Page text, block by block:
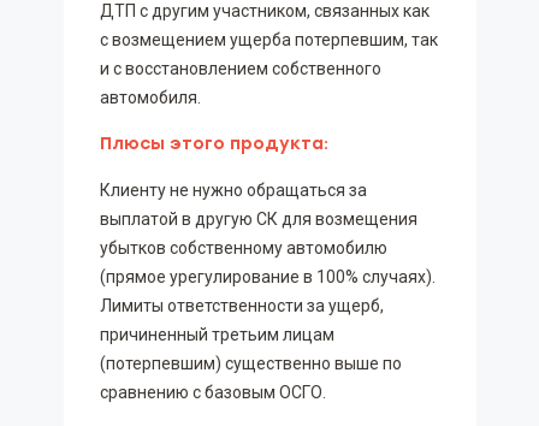
ДТП с другим участником, связанных как
с возмещением ущерба потерпевшим, так
и с восстановлением собственного
автомобиля.
Плюсы этого продукта:
Клиенту не нужно обращаться за
выплатой в другую СК для возмещения
убытков собственному автомобилю
(прямое урегулирование в 100% случаях).
Лимиты ответственности за ущерб,
причиненный третьим лицам
(потерпевшим) существенно выше по
сравнению с базовым ОСГО.